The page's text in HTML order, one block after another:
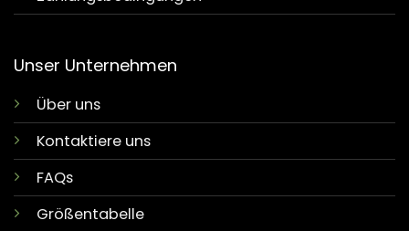
Unser Unternehmen
Über uns
Kontaktiere uns
FAQs
Größentabelle